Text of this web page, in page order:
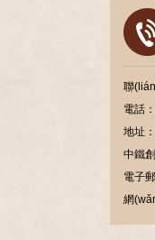
聯
電話
地址
中鐵
電子
網